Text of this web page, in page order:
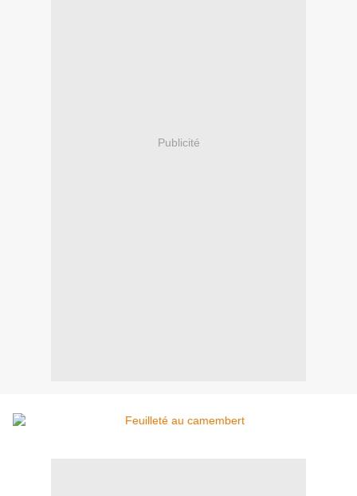
Publicité